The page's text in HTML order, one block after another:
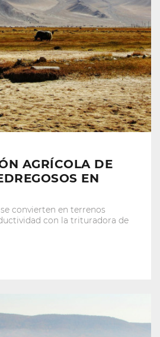
AGRÍCOLA DE
EN
convierten en terrenos
con la trituradora de